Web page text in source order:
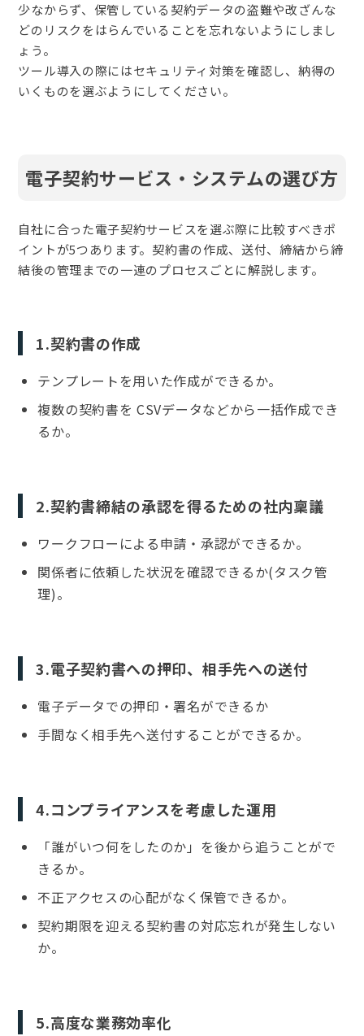
少なからず、保管している契約データの盗難や改ざんな
どのリスクをはらんでいることを忘れないようにしまし
ょう。
ツール導入の際にはセキュリティ対策を確認し、納得の
いくものを選ぶようにしてください。
電子契約サービス・システムの選び方
自社に合った電子契約サービスを選ぶ際に比較すべきポ
イントが5つあります。契約書の作成、送付、締結から締
結後の管理までの一連のプロセスごとに解説します。
1.契約書の作成
テンプレートを用いた作成ができるか。
複数の契約書を CSVデータなどから一括作成でき
るか。
2.契約書締結の承認を得るための社内稟議
ワークフローによる申請・承認ができるか。
関係者に依頼した状況を確認できるか(タスク管
理)。
3.電子契約書への押印、相手先への送付
電子データでの押印・署名ができるか
手間なく相手先へ送付することができるか。
4.コンプライアンスを考慮した運用
「誰がいつ何をしたのか」を後から追うことがで
きるか。
不正アクセスの心配がなく保管できるか。
契約期限を迎える契約書の対応忘れが発生しない
か。
5.高度な業務効率化